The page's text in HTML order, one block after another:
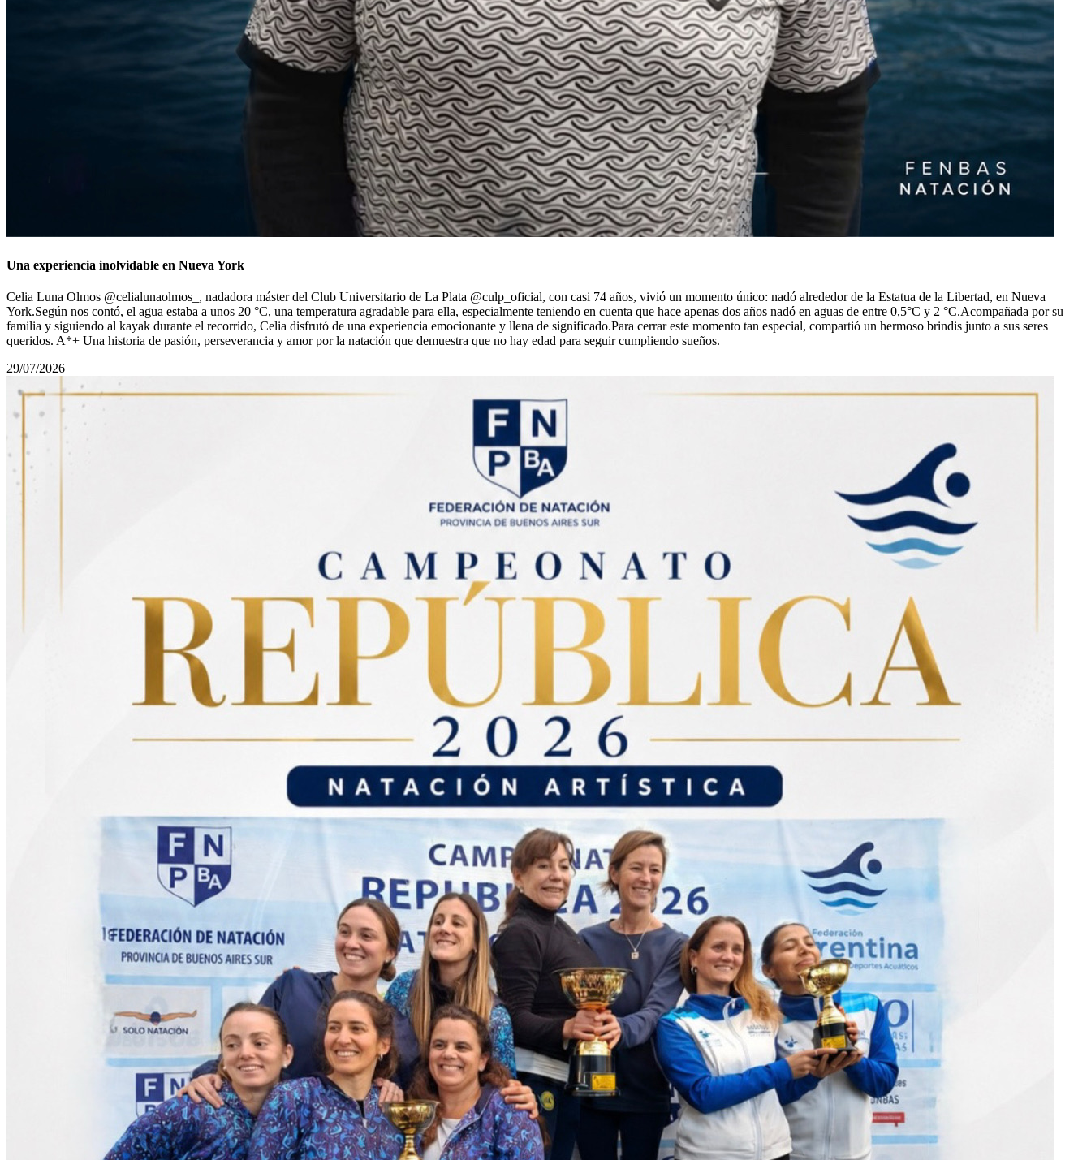
Una experiencia inolvidable en Nueva York
Celia Luna Olmos @celialunaolmos_, nadadora máster del Club Universitario de La Plata @culp_oficial, con casi 74 años, vivió un momento único: nadó alrededor de la Estatua de la Libertad, en Nueva
York.Según nos contó, el agua estaba a unos 20 °C, una temperatura agradable para ella, especialmente teniendo en cuenta que hace apenas dos años nadó en aguas de entre 0,5°С y 2 °C.Acompañada por su
familia y siguiendo al kayak durante el recorrido, Celia disfrutó de una experiencia emocionante y llena de significado.Para cerrar este momento tan especial, compartió un hermoso brindis junto a sus seres
queridos. A*+ Una historia de pasión, perseverancia y amor por la natación que demuestra que no hay edad para seguir cumpliendo sueños.
29/07/2026